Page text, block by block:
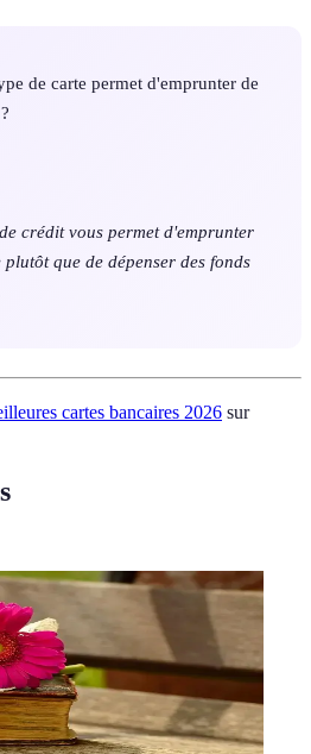
de carte permet d'emprunter de
crédit vous permet d'emprunter
que de dépenser des fonds
cartes bancaires 2026 sur